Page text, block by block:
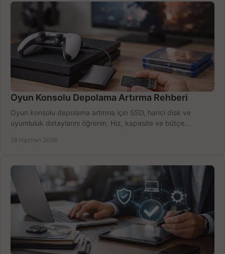
Oyun Konsolu Depolama Artırma Rehberi
Oyun konsolu depolama artırma için SSD, harici disk ve
uyumluluk detaylarını öğrenin. Hız, kapasite ve bütçe
28 Haziran 2026